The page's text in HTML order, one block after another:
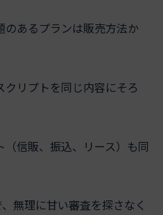
のあるプランは販売方法か
リプトを同じ内容にそろ
信販、振込、リース）も同
無理に甘い審査を探さなく